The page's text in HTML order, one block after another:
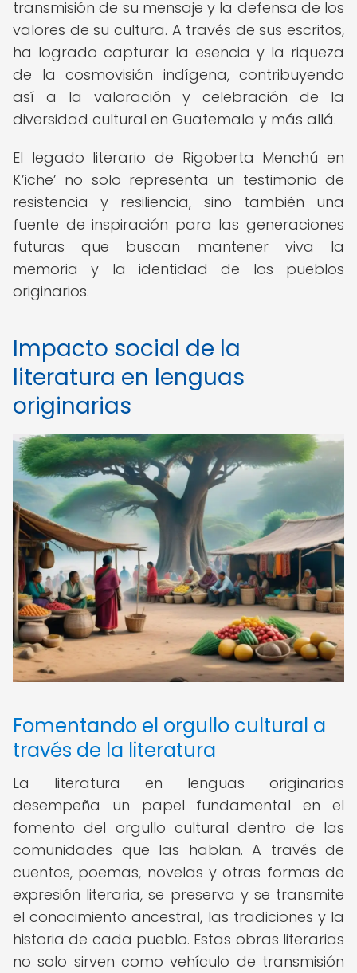
transmisión de su mensaje y la defensa de los
valores de su cultura. A través de sus escritos,
ha logrado capturar la esencia y la riqueza
de la cosmovisión indígena, contribuyendo
así a la valoración y celebración de la
diversidad cultural en Guatemala y más allá.
El legado literario de Rigoberta Menchú en
K’iche’ no solo representa un testimonio de
resistencia y resiliencia, sino también una
fuente de inspiración para las generaciones
futuras que buscan mantener viva la
memoria y la identidad de los pueblos
originarios.
Impacto social de la
literatura en lenguas
originarias
Fomentando el orgullo cultural a
través de la literatura
La literatura en lenguas originarias
desempeña un papel fundamental en el
fomento del orgullo cultural dentro de las
comunidades que las hablan. A través de
cuentos, poemas, novelas y otras formas de
expresión literaria, se preserva y se transmite
el conocimiento ancestral, las tradiciones y la
historia de cada pueblo. Estas obras literarias
no solo sirven como vehículo de transmisión